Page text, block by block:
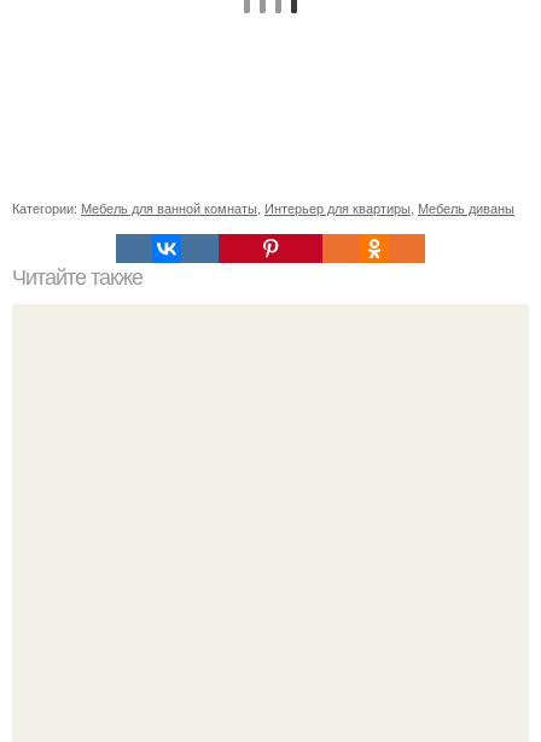
Категории: Мебель для ванной комнаты Интерьер для квартиры Мебель диваны
Читайте также